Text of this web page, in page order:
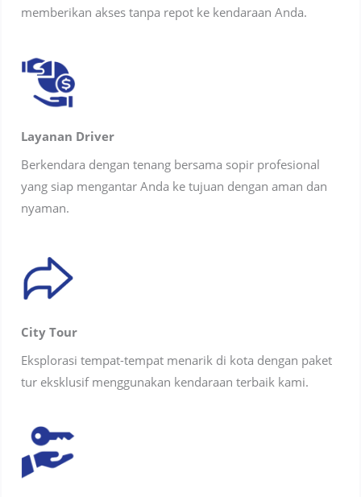
memberikan akses tanpa repot ke kendaraan Anda.
Layanan Driver
Berkendara dengan tenang bersama sopir profesional
yang siap mengantar Anda ke tujuan dengan aman dan
nyaman.
City Tour
Eksplorasi tempat-tempat menarik di kota dengan paket
tur eksklusif menggunakan kendaraan terbaik kami.